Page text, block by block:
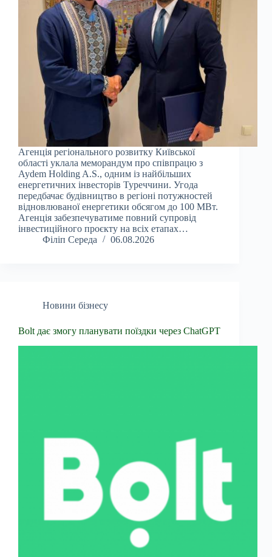
Агенція регіонального розвитку Київської
області уклала меморандум про співпрацю з
Aydem Holding A.S., одним із найбільших
енергетичних інвесторів Туреччини. Угода
передбачає будівництво в регіоні потужностей
відновлюваної енергетики обсягом до 100 МВт.
Агенція забезпечуватиме повний супровід
інвестиційного проєкту на всіх етапах…
Філіп Середа
06.08.2026
Новини бізнесу
Bolt дає змогу планувати поїздки через ChatGPT